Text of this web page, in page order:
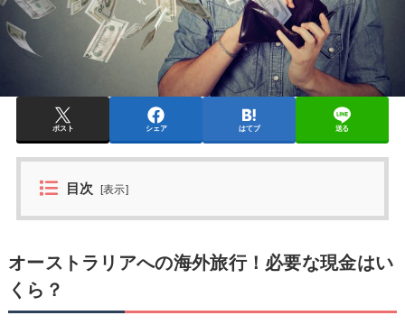
ポスト シェア はてブ 送る
目次 [表示]
オーストラリアへの海外旅行！必要な現金はい
くら？